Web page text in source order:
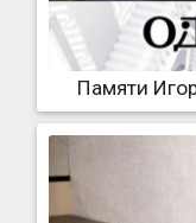
Памяти